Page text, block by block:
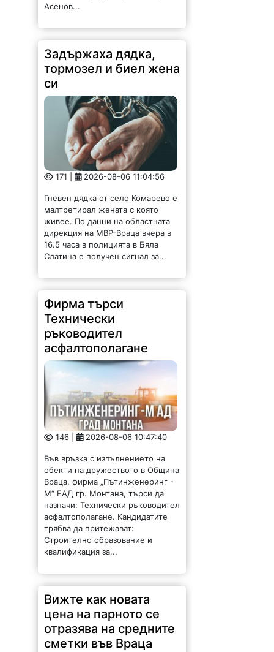
Асенов...
Задържаха дядка,
тормозел и биел жена
си
171 | 2026-08-06 11:04:56
Гневен дядка от село Комарево е
малтретирал жената с която
живее. По данни на областната
дирекция на МВР-Враца вчера в
16.5 часа в полицията в Бяла
Слатина е получен сигнал за...
Фирма търси
Технически
ръководител
асфалтополагане
146 | 2026-08-06 10:47:40
Във връзка с изпълнението на
обекти на дружеството в Община
Враца, фирма „Пътинженеринг -
М“ ЕАД гр. Монтана, търси да
назначи: Технически ръководител
асфалтополагане. Кандидатите
трябва да притежават:
Строително образование и
квалификация за...
Вижте как новата
цена на парното се
отразява на средните
сметки във Враца